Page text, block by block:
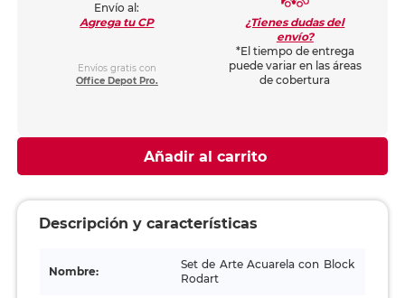
Envío al:
Agrega tu CP
Envíos gratis con
Office Depot Pro.
¿Tienes dudas del
envío?
*El tiempo de entrega
puede variar en las áreas
de cobertura
Añadir al carrito
Descripción y características
Nombre:
Set de Arte Acuarela con Block
Rodart